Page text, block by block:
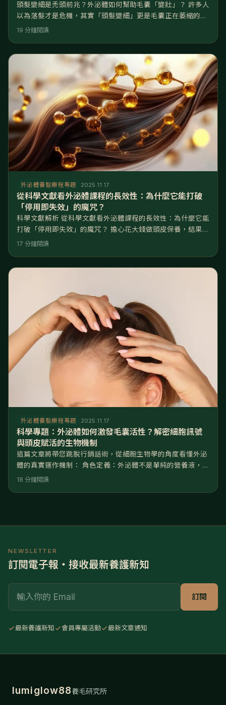
頭髮變細是禿頭前兆？外泌體如何幫助毛囊「變壯」？ 許多人
以為落髮才是危機，其實「頭髮變細」更是毛囊正在萎縮的危
險信號。這篇文章將帶您了解生物科技如何解決這個難題： 破
（如VEGF、FGF），能直接誘導毛囊延長生長期，讓新長出
的頭髮直徑變粗。 與藥物差異：生髮水(Minoxidil)容易長出
19 分鐘閱讀
外泌體養髮療程專題 2025.11.17
從科學文獻看外泌體課程的長效性：為什麼它能打破
「停用即失效」的魔咒？
科學文獻解析 從科學文獻看外泌體課程的長效性：為什麼它能
打破「停用即失效」的魔咒？ 擔心花大錢做頭皮保養，結果一
停下來就立刻打回原形嗎？其實，關鍵在於您選擇的是「興奮
文將引用科學視
17 分鐘閱讀
外泌體養髮療程專題 2025.11.17
科學專題：外泌體如何激發毛囊活性？解密細胞訊號
與頭皮賦活的生物機制
這篇文章將帶您跳脫行銷話術，從細胞生物學的角度看懂外泌
體的真實運作機制： 角色定義：外泌體不是單純的營養液，而
是細胞間的「奈米信差」，負責傳遞修復與生長的關鍵指令。
18 分鐘閱讀
NEWSLETTER
訂閱電子報・接收最新養護新知
訂閱
最新養護新知 會員專屬活動 最新文章通知
lumiglow88養毛研究所